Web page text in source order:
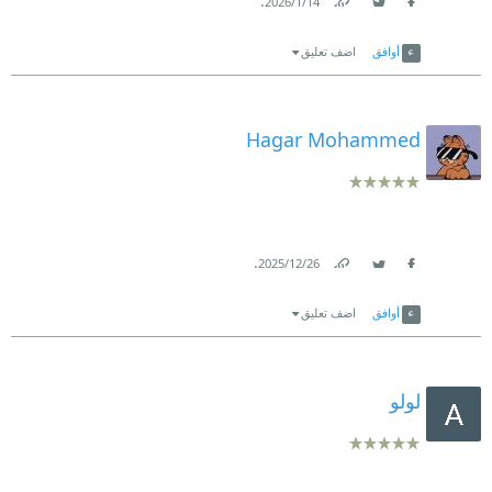
أوافق اضف تعليق
Hagar Mohammed
26‏/12‏/2025
.
أوافق اضف تعليق
لولو